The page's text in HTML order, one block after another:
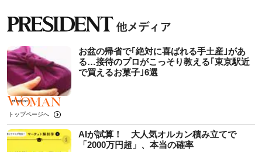
お盆の帰省で｢絶対に喜ばれる手土産｣があ
る…接待のプロがこっそり教える｢東京駅近
で買えるお菓子｣6選
トップページへ
AIが試算！ 大人気オルカン積み立てで
「2000万円超」、本当の確率